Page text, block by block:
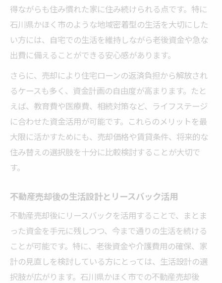
得ながらも住み慣れた家に住み続けられる点です。特に
石川県かほく市のような地域密着型の生活を大切にした
い方には、自宅での生活を維持しながら老後資金や急な
出費に備えることができる安心感があります。
さらに、売却により住宅ローンの返済負担から解放され
るケースも多く、資金計画の自由度が高まります。たと
えば、教育費や医療費、相続対策など、ライフステージ
に合わせた資金活用が可能です。これらのメリットを最
大限に活かすためにも、売却価格や賃貸条件、将来的な
住み替えの選択肢を十分に比較検討することが大切で
す。
不動産売却後の生活設計とリースバック活用
不動産売却後にリースバックを活用することで、まとま
った資金を手元に残しつつ、今まで通りの生活を続ける
ことが可能です。特に、老後資金や介護費用の確保、家
計の見直しを検討している方にとっては、生活設計の選
択肢が広がります。石川県かほく市での不動産売却後